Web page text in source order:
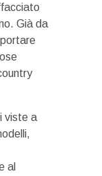
Già da
viste a
al